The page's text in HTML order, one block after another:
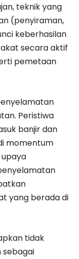
teknik yang
(penyiraman,
keberhasilan
secara aktif
pemetaan
Peristiwa
banjir dan
momentum
yang berada di
tidak
sebagai